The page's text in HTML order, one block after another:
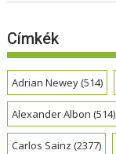
Címkék
Adrian Newey(514)
Alexander Albon (514)
Carlos Sainz (2377)